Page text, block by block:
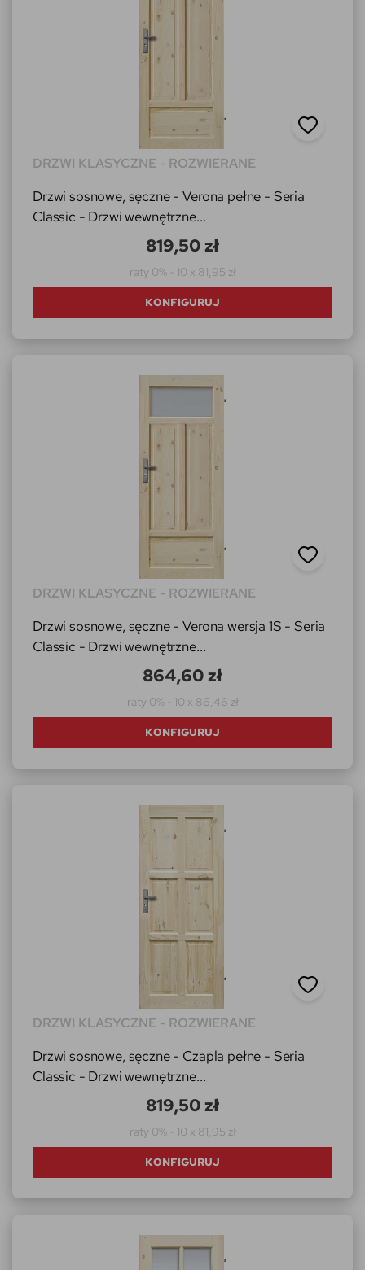
DRZWI KLASYCZNE - ROZWIERANE
Drzwi sosnowe, sęczne - Verona pełne - Seria
Classic - Drzwi wewnętrzne...
819,50 zł
raty 0% - 10 x 81,95 zł
KONFIGURUJ
DRZWI KLASYCZNE - ROZWIERANE
Drzwi sosnowe, sęczne - Verona wersja 1S - Seria
Classic - Drzwi wewnętrzne...
864,60 zł
raty 0% - 10 x 86,46 zł
KONFIGURUJ
DRZWI KLASYCZNE - ROZWIERANE
Drzwi sosnowe, sęczne - Czapla pełne - Seria
Classic - Drzwi wewnętrzne...
819,50 zł
raty 0% - 10 x 81,95 zł
KONFIGURUJ